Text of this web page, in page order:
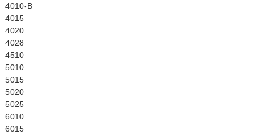
4010-B
4015
4020
4028
4510
5010
5015
5020
5025
6010
6015